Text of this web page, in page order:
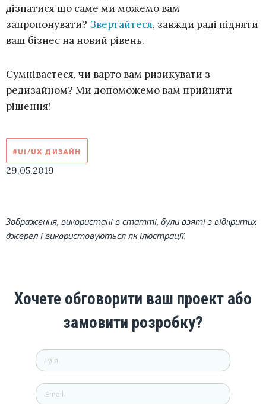
дізнатися що саме ми можемо вам
запропонувати? Звертайтеся, завжди раді підняти
ваш бізнес на новий рівень.
Сумніваєтеся, чи варто вам ризикувати з
редизайном? Ми допоможемо вам прийняти
рішення!
#UI/UX ДИЗАЙН
29.05.2019
Зображення, використані в статті, були взяті з відкритих
джерел і використовуються як ілюстрації.
Хочете обговорити ваш проект або
замовити розробку?